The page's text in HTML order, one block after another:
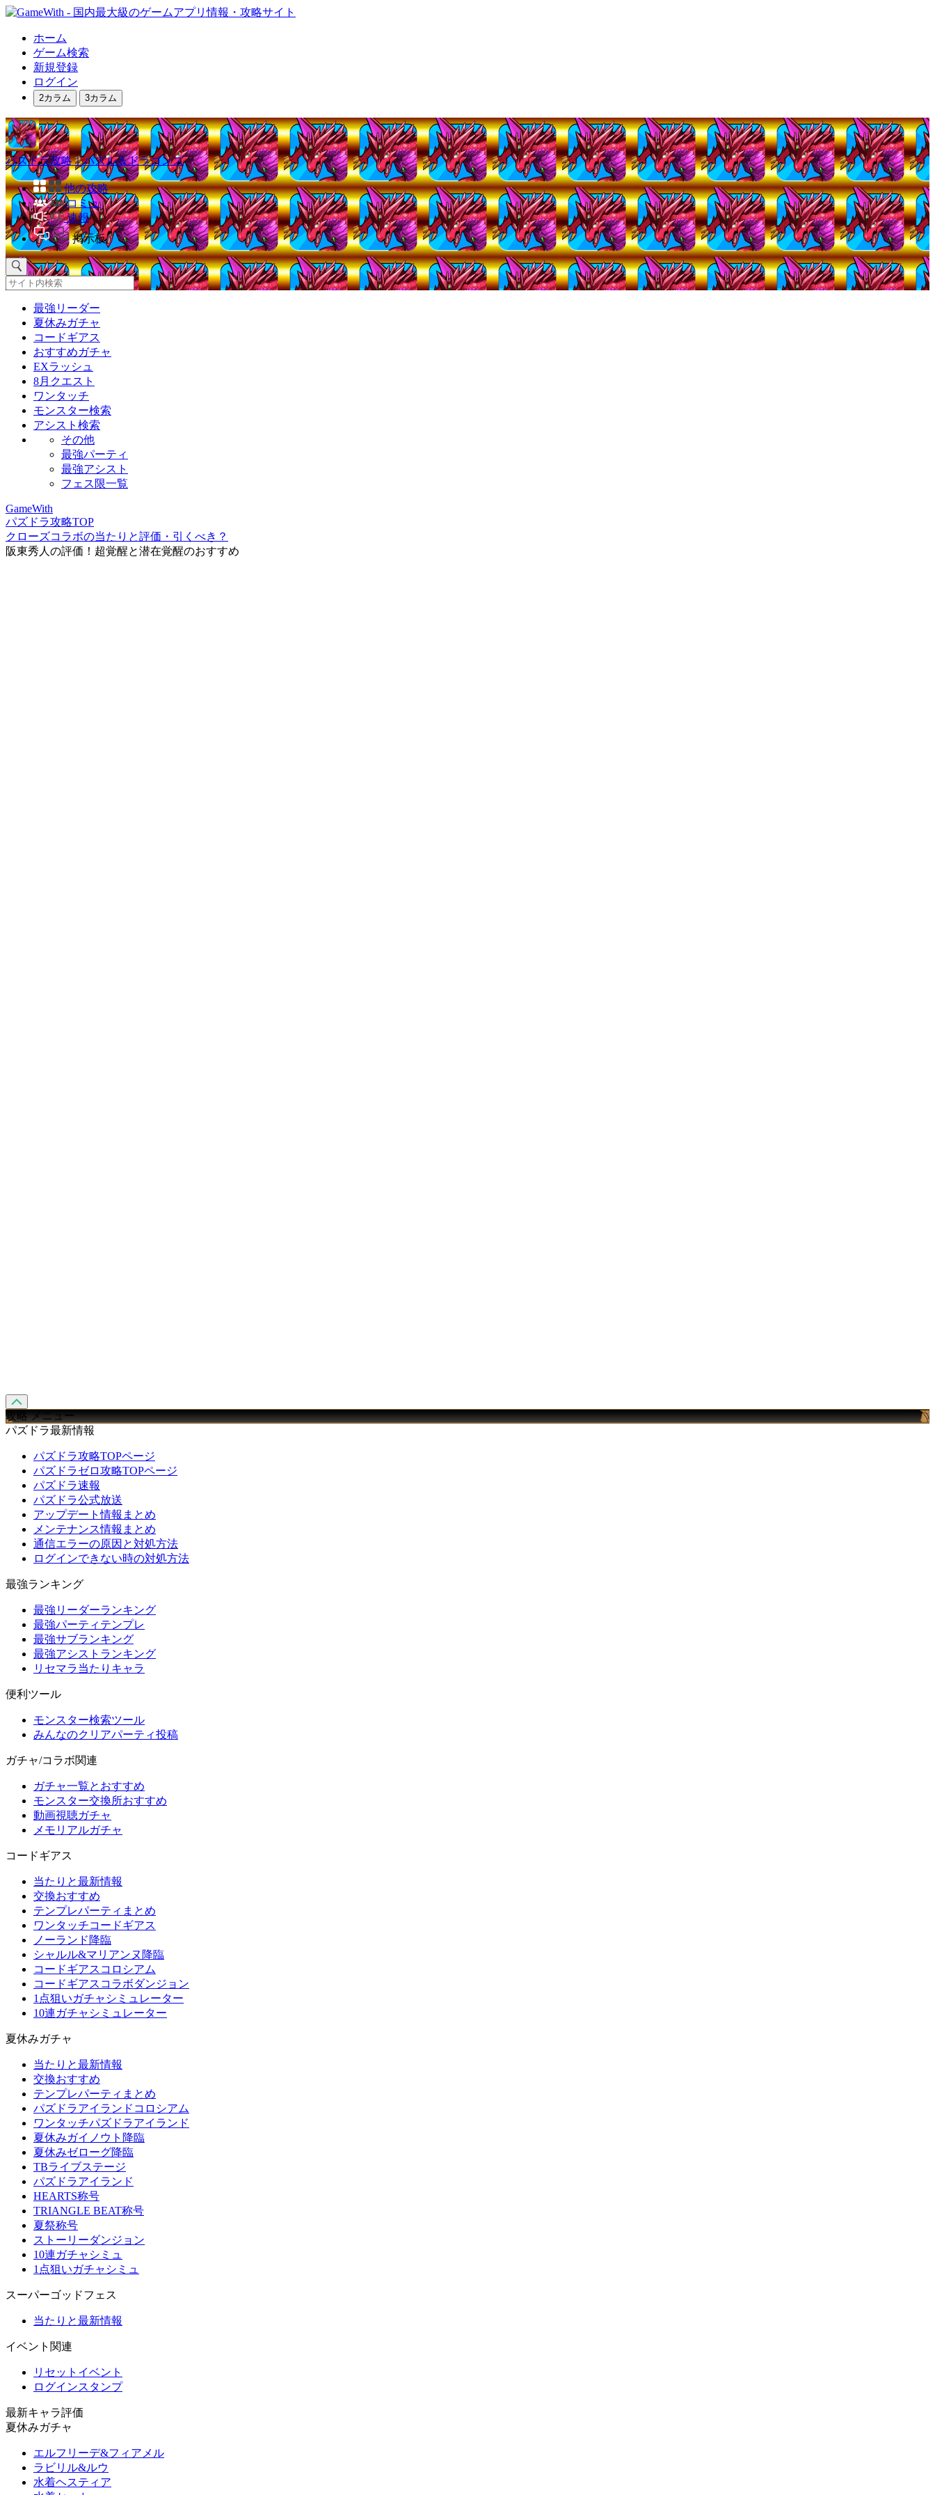
ホーム
ゲーム検索
新規登録
ログイン
2カラム 3カラム
パズドラ攻略｜パズル＆ドラゴンズ
他の攻略
コミュ
速報
掲示板
最強リーダー
夏休みガチャ
コードギアス
おすすめガチャ
EXラッシュ
8月クエスト
ワンタッチ
モンスター検索
アシスト検索
その他
最強パーティ
最強アシスト
フェス限一覧
GameWith
パズドラ攻略TOP
クローズコラボの当たりと評価・引くべき？
阪東秀人の評価！超覚醒と潜在覚醒のおすすめ
攻略 メニュー
パズドラ最新情報
パズドラ攻略TOPページ
パズドラゼロ攻略TOPページ
パズドラ速報
パズドラ公式放送
アップデート情報まとめ
メンテナンス情報まとめ
通信エラーの原因と対処方法
ログインできない時の対処方法
最強ランキング
最強リーダーランキング
最強パーティテンプレ
最強サブランキング
最強アシストランキング
リセマラ当たりキャラ
便利ツール
モンスター検索ツール
みんなのクリアパーティ投稿
ガチャ/コラボ関連
ガチャ一覧とおすすめ
モンスター交換所おすすめ
動画視聴ガチャ
メモリアルガチャ
コードギアス
当たりと最新情報
交換おすすめ
テンプレパーティまとめ
ワンタッチコードギアス
ノーランド降臨
シャルル&マリアンヌ降臨
コードギアスコロシアム
コードギアスコラボダンジョン
1点狙いガチャシミュレーター
10連ガチャシミュレーター
夏休みガチャ
当たりと最新情報
交換おすすめ
テンプレパーティまとめ
パズドラアイランドコロシアム
ワンタッチパズドラアイランド
夏休みガイノウト降臨
夏休みゼローグ降臨
TBライブステージ
パズドラアイランド
HEARTS称号
TRIANGLE BEAT称号
夏祭称号
ストーリーダンジョン
10連ガチャシミュ
1点狙いガチャシミュ
スーパーゴッドフェス
当たりと最新情報
イベント関連
リセットイベント
ログインスタンプ
最新キャラ評価
夏休みガチャ
エルフリーデ&フィアメル
ラビリル&ルウ
水着ヘスティア